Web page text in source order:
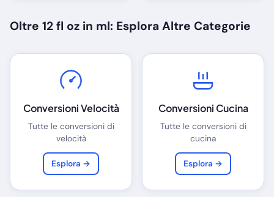
Oltre 12 fl oz in ml: Esplora Altre Categorie
Conversioni Velocità
Tutte le conversioni di
velocità
Esplora →
Conversioni Cucina
Tutte le conversioni di
cucina
Esplora →